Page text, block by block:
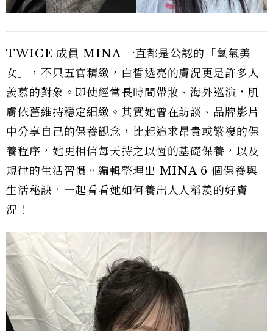
TWICE 成員 MINA 一直都是公認的「氧氣美
女」，不只五官精緻，白皙透亮的膚況更是許多人
羨慕的對象。即使經常長時間帶妝、海外巡演，肌
膚依舊維持穩定細緻。其實她曾在訪談、品牌影片
中分享自己的保養觀念，比起追求昂貴或繁複的保
養程序，她更相信每天持之以恆的基礎保養，以及
規律的生活習慣。編輯整理出 MINA 6 個保養與
生活秘訣，一起看看她如何養出人人稱羨的好膚
況！